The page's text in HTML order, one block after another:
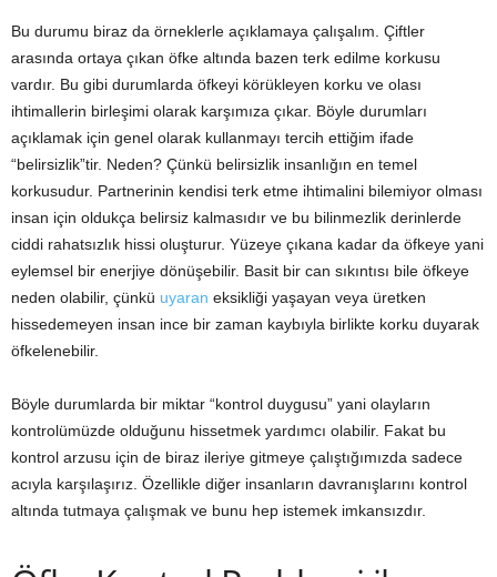
Bu durumu biraz da örneklerle açıklamaya çalışalım. Çiftler
arasında ortaya çıkan öfke altında bazen terk edilme korkusu
vardır. Bu gibi durumlarda öfkeyi körükleyen korku ve olası
ihtimallerin birleşimi olarak karşımıza çıkar. Böyle durumları
açıklamak için genel olarak kullanmayı tercih ettiğim ifade
“belirsizlik”tir. Neden? Çünkü belirsizlik insanlığın en temel
korkusudur. Partnerinin kendisi terk etme ihtimalini bilemiyor olması
insan için oldukça belirsiz kalmasıdır ve bu bilinmezlik derinlerde
ciddi rahatsızlık hissi oluşturur. Yüzeye çıkana kadar da öfkeye yani
eylemsel bir enerjiye dönüşebilir. Basit bir can sıkıntısı bile öfkeye
neden olabilir, çünkü uyaran eksikliği yaşayan veya üretken
hissedemeyen insan ince bir zaman kaybıyla birlikte korku duyarak
öfkelenebilir.
Böyle durumlarda bir miktar “kontrol duygusu” yani olayların
kontrolümüzde olduğunu hissetmek yardımcı olabilir. Fakat bu
kontrol arzusu için de biraz ileriye gitmeye çalıştığımızda sadece
acıyla karşılaşırız. Özellikle diğer insanların davranışlarını kontrol
altında tutmaya çalışmak ve bunu hep istemek imkansızdır.